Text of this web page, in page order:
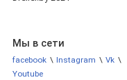
Мы в сети
facebook \ Instagram \ Vk \
Youtube